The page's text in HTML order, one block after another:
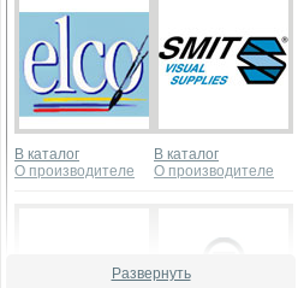
В каталог
О производителе
В каталог
О производителе
Развернуть